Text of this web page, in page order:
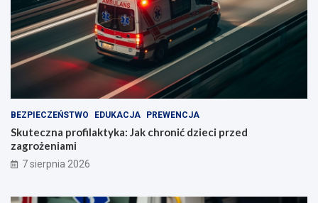
BEZPIECZEŃSTWO EDUKACJA PREWENCJA
Skuteczna profilaktyka: Jak chronić dzieci przed
zagrożeniami
7 sierpnia 2026